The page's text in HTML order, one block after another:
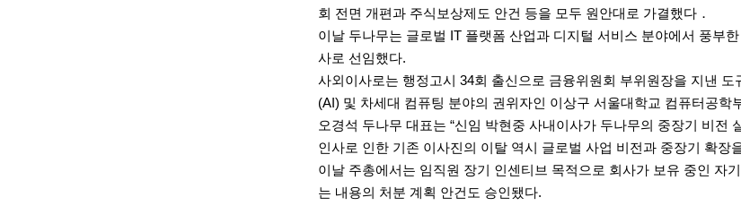
회 전면 개편과 주식보상제도 안건 등을 모두 원안대로 가결했다．
이날 두나무는 글로벌 IT 플랫폼 산업과 디지털 서비스 분야에서 풍부
사로 선임했다.
사외이사로는 행정고시 34회 출신으로 금융위원회 부위원장을 지낸
(AI) 및 차세대 컴퓨팅 분야의 권위자인 이상구 서울대학교 컴퓨터공학
오경석 두나무 대표는 “신임 박현중 사내이사가 두나무의 중장기 비전
인사로 인한 기존 이사진의 이탈 역시 글로벌 사업 비전과 중장기 확장
이날 주총에서는 임직원 장기 인센티브 목적으로 회사가 보유 중인 자
는 내용의 처분 계획 안건도 승인됐다.